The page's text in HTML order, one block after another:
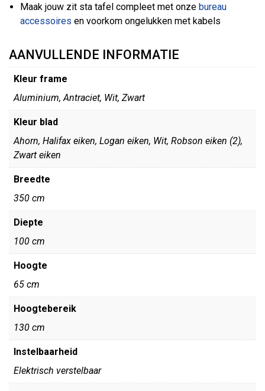
Maak jouw zit sta tafel compleet met onzebureau
accessoires en voorkom ongelukken met kabels
AANVULLENDE INFORMATIE
Kleur frame
Aluminium, Antraciet, Wit, Zwart
Kleur blad
Ahorn, Halifax eiken, Logan eiken, Wit, Robson eiken (2),
Zwart eiken
Breedte
350 cm
Diepte
100 cm
Hoogte
65 cm
Hoogtebereik
130 cm
Instelbaarheid
Elektrisch verstelbaar